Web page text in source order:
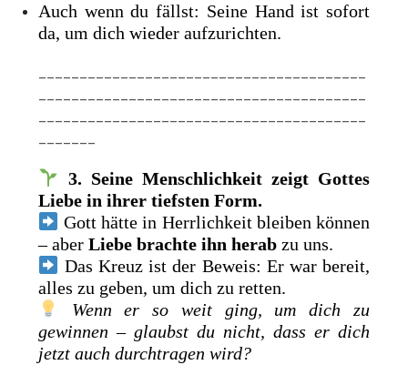
Auch wenn du fällst: Seine Hand ist sofort
da, um dich wieder aufzurichten.
3. Seine Menschlichkeit zeigt Gottes
Liebe in ihrer tiefsten Form.
Gott hätte in Herrlichkeit bleiben können
– aberLiebe brachte ihn herab zu uns.
Das Kreuz ist der Beweis: Er war bereit,
alles zu geben, um dich zu retten.
Wenn er so weit ging, um dich zu
gewinnen – glaubst du nicht, dass er dich
jetzt auch durchtragen wird?